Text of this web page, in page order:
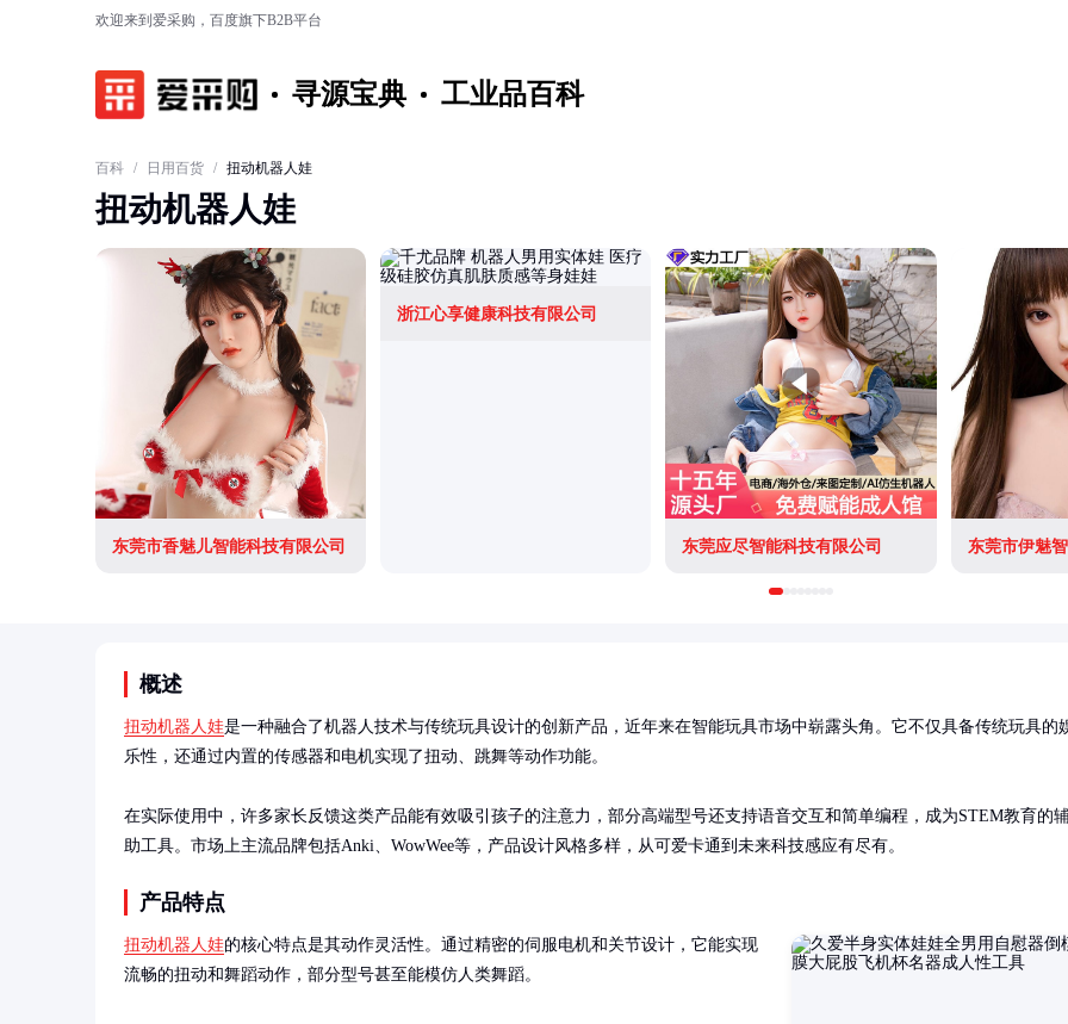
欢迎来到爱采购，百度旗下B2B平台
寻源宝典 工业品百科
百科 / 日用百货 / 扭动机器人娃
扭动机器人娃
东莞市香魅儿智能科技有限公司
浙江心享健康科技有限公司
东莞应尽智能科技有限公司 东莞市伊魅
概述
扭动机器人娃是一种融合了机器人技术与传统玩具设计的创新产品，近年来在智能玩具市场中崭露头角。它不仅具备传统玩具的
乐性，还通过内置的传感器和电机实现了扭动、跳舞等动作功能。
在实际使用中，许多家长反馈这类产品能有效吸引孩子的注意力，部分高端型号还支持语音交互和简单编程，成为STEM教育的
助工具。市场上主流品牌包括Anki、WowWee等，产品设计风格多样，从可爱卡通到未来科技感应有尽有。
产品特点
扭动机器人娃的核心特点是其动作灵活性。通过精密的伺服电机和关节设计，它能实现
流畅的扭动和舞蹈动作，部分型号甚至能模仿人类舞蹈。